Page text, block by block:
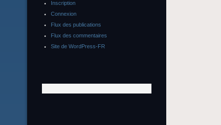
Inscription
Connexion
Flux des publications
Flux des commentaires
Site de WordPress-FR